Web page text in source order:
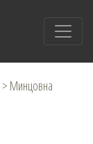
> Минцовна